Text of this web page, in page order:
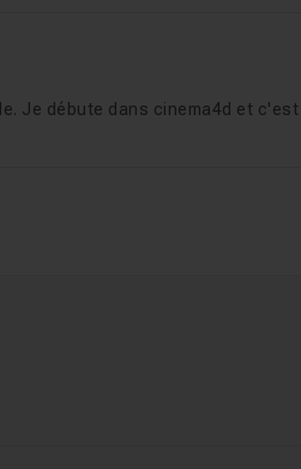
Je débute dans cinema4d et c'est